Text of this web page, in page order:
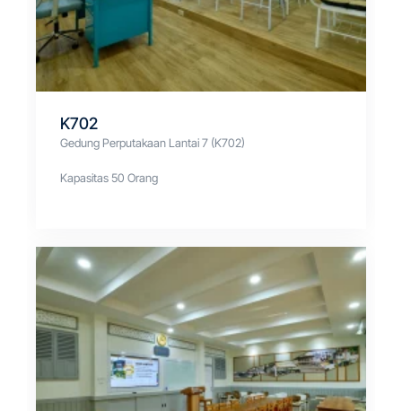
K702
Gedung Perputakaan Lantai 7 (K702)
Kapasitas 50 Orang